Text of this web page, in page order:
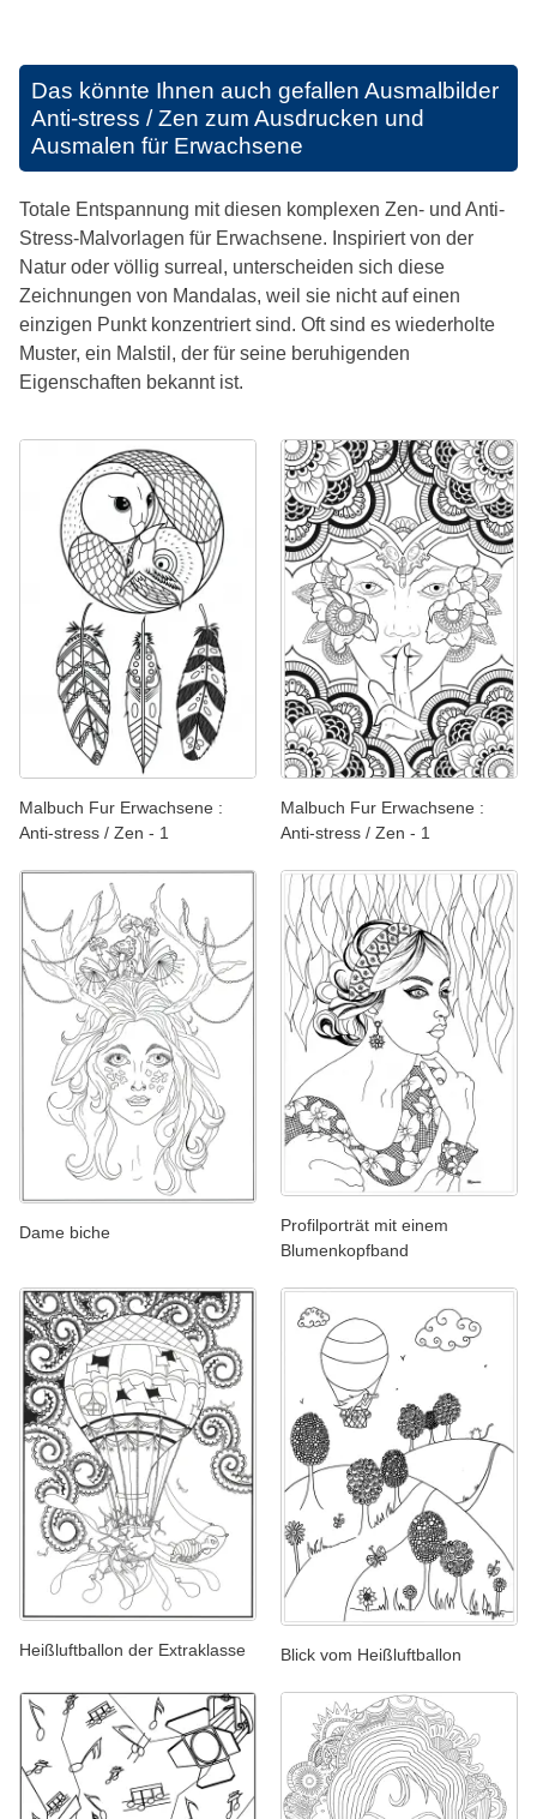
Das könnte Ihnen auch gefallen Ausmalbilder
Anti-stress / Zen zum Ausdrucken und
Ausmalen für Erwachsene
Totale Entspannung mit diesen komplexen Zen- und Anti-
Stress-Malvorlagen für Erwachsene. Inspiriert von der
Natur oder völlig surreal, unterscheiden sich diese
Zeichnungen von Mandalas, weil sie nicht auf einen
einzigen Punkt konzentriert sind. Oft sind es wiederholte
Muster, ein Malstil, der für seine beruhigenden
Eigenschaften bekannt ist.
Malbuch Fur Erwachsene :
Anti-stress / Zen - 1
Malbuch Fur Erwachsene :
Anti-stress / Zen - 1
Dame biche
Profilporträt mit einem
Blumenkopfband
Heißluftballon der Extraklasse Blick vom Heißluftballon